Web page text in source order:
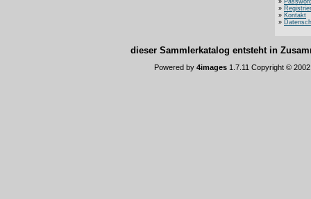
»
»
» Kontakt
»
dieser Sammlerkatalog entsteht in
Powered by 4images 1.7.11 Copyright ©